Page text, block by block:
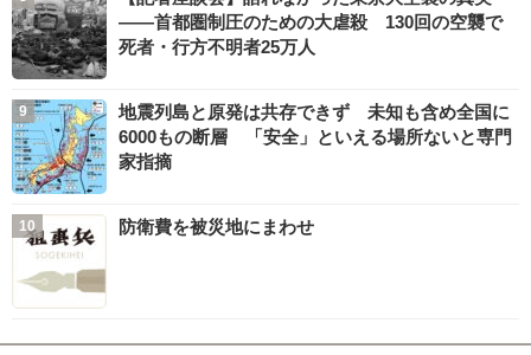
――首都圏制圧のための大虐殺 130回の空襲で
死者・行方不明者25万人
地震列島と原発は共存できず 未知も含め全国に
6000もの断層 「安全」といえる場所ないと専門
家指摘
防衛費を被災地にまわせ